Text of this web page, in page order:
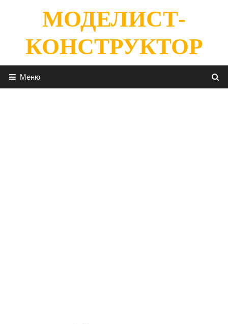
содержимомуМОДЕЛИСТ-
КОНСТРУКТОР
Меню